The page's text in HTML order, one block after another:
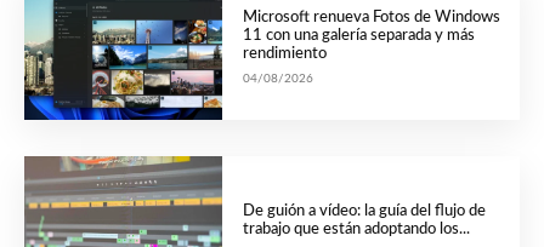
Microsoft renueva Fotos de Windows
11 con una galería separada y más
rendimiento
04/08/2026
De guión a vídeo: la guía del flujo de
trabajo que están adoptando los...